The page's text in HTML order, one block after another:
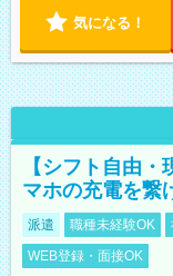
気になる！
【シフト自由
マホの充電を繋
派遣 職種未経験OK
WEB登録・面接OK